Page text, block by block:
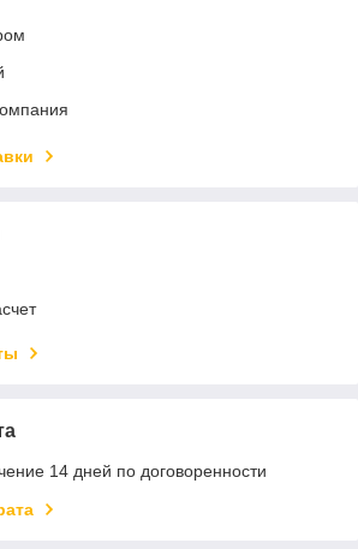
14 дней по договоренности